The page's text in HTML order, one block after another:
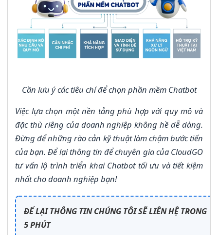
Cần lưu ý các tiêu chí để chọn phần mềm Chatbot
Việc lựa chọn một nền tảng phù hợp với quy mô và
đặc thù riêng của doanh nghiệp không hề dễ dàng.
Đừng để những rào cản kỹ thuật làm chậm bước tiến
của bạn. Để lại thông tin để chuyên gia của CloudGO
tư vấn lộ trình triển khai Chatbot tối ưu và tiết kiệm
nhất cho doanh nghiệp bạn!
ĐỂ LẠI THÔNG TIN CHÚNG TÔI SẼ LIÊN HỆ TRONG
5 PHÚT